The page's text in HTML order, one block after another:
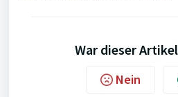
War dieser
Nein